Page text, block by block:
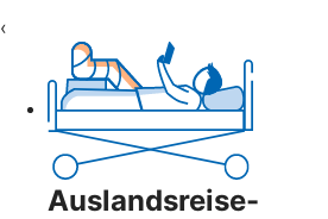
‹
Auslandsreise-